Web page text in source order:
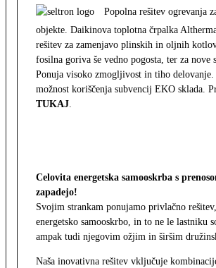
Popolna rešitev ogrevanja
objekte. Daikinova toplotna črpalka
rešitev za zamenjavo plinskih in oljnih
fosilna goriva še vedno pogosta, ter za nove
Ponuja visoko zmogljivost in tiho
možnost koriščenja subvencij EKO sklada.
TUKAJ.
Celovita energetska samooskrba s
zapadejo!
Svojim strankam ponujamo privlačno
energetsko samooskrbo, in to ne le lastniku
ampak tudi njegovim ožjim in širšim
Naša inovativna rešitev vključuje